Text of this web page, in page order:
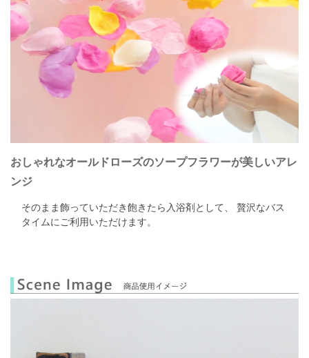
おしゃれなオールドローズのソープフラワーが美しいアレ
ンジ
そのまま飾っていただき飽きたら入浴剤として、
贅沢なバス
タイムにご利用いただけます。